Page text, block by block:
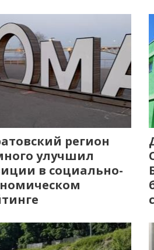
регион
улучшил
в социально-